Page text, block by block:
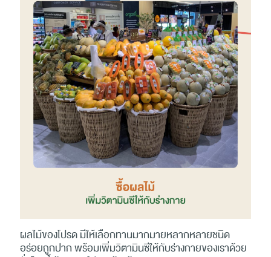
ผลไม้ของโปรด มีให้เลือกทานมากมายหลากหลายชนิด
อร่อยถูกปาก พร้อมเพิ่มวิตามินซีให้กับร่างกายของเราด้วย